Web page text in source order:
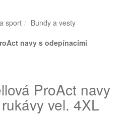
sport
Bundy a vesty
navy s odepínacími
ProAct navy
vel. 4XL